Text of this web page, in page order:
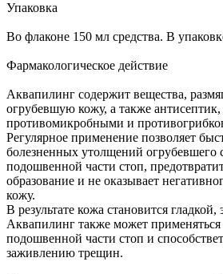
Упаковка
Во флаконе 150 мл средства. В
Фармакологическое действие
Аквапилинг содержит вещества,
огрубевшую кожу, а также
противомикробными и
Регулярное применение позволяет
болезненных утолщений огрубевшего
подошвенной части стоп,
образование и не оказывает
кожу.
В результате кожа становится
Аквапилинг также может
подошвенной части стоп и
заживлению трещин.